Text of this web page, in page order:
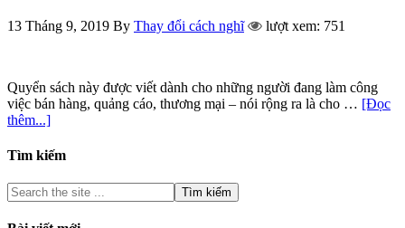
13 Tháng 9, 2019 By Thay đổi cách nghĩ lượt xem: 751
Quyển sách này được viết dành cho những người đang làm công
việc bán hàng, quảng cáo, thương mại – nói rộng ra là cho … [Đọc
thêm...]
Tìm kiếm